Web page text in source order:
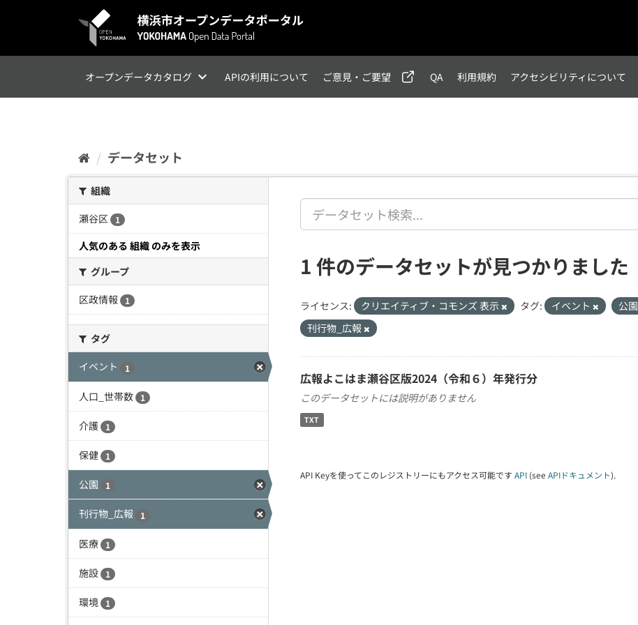
オープンデータカタログ APIの利用について ご意見・ご要望 QA 利用規約 アクセシビリティについて
データセット
組織
瀬谷区
1
人気のある 組織 のみを表示
グループ
区政情報
1
タグ
イベント
1
人口_世帯数 1
介護 1
保健 1
公園 1
刊行物_広報 1
医療 1
施設 1
環境 1
1 件のデータセットが見つかりました
ライセンス: クリエイティブ・コモンズ 表示 タグ: イベント
公園
刊行物_広報
広報よこはま瀬谷区版2024（令和６）年発行分
このデータセットには説明がありません
TXT
API Keyを使ってこのレジストリーにもアクセス可能です API (see APIドキュメント).